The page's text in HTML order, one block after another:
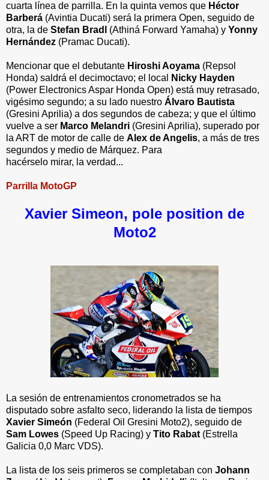
cuarta línea de parrilla. En la quinta vemos que Héctor
Barberá (Avintia Ducati) será la primera Open, seguido de
otra, la de Stefan Bradl (Athiná Forward Yamaha) y Yonny
Hernández (Pramac Ducati).
Mencionar que el debutante Hiroshi Aoyama (Repsol
Honda) saldrá el decimoctavo; el local
Nicky Hayden
(Power Electronics Aspar Honda Open) está muy retrasado,
vigésimo segundo; a su lado nuestro Álvaro Bautista
(Gresini Aprilia) a dos segundos de cabeza; y que el último
vuelve a ser Marco Melandri (Gresini Aprilia), superado por
la ART de motor de calle de Alex de Angelis, a más de tres
segundos y medio de Márquez. Para
hacérselo mirar, la verdad...
Parrilla MotoGP
Xavier Simeon, pole position de
Moto2
La sesión de entrenamientos cronometrados se ha
disputado sobre asfalto seco, liderando la lista de tiempos
Xavier Simeón (Federal Oil Gresini Moto2), seguido de
Sam Lowes (Speed Up Racing) y Tito Rabat (Estrella
Galicia 0,0 Marc VDS).
La lista de los seis primeros se completaban con Johann